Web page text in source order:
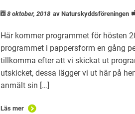
8 oktober, 2018 av Naturskyddsföreningen
Här kommer programmet för hösten
programmet i pappersform en gång
tillkomma efter att vi skickat ut
utskicket, dessa lägger vi ut här på
anmält sin […]
Läs mer